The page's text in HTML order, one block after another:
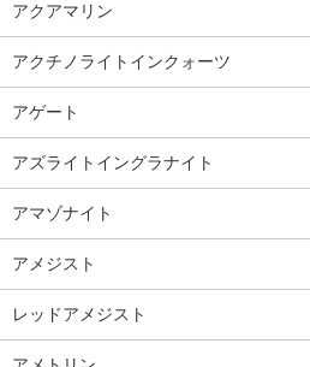
アクアマリン
アクチノライトインクォーツ
アゲート
アズライトイングラナイト
アマゾナイト
アメジスト
レッドアメジスト